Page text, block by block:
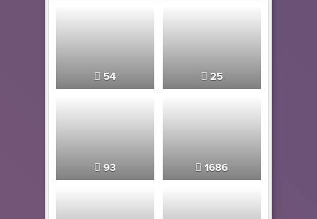
54 25
93 1686